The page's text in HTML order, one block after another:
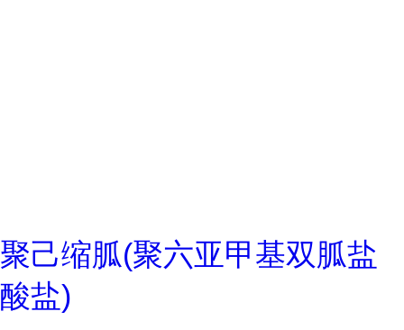
聚己缩胍(聚六亚甲基双胍盐
酸盐)